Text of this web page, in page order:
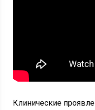
Клинические